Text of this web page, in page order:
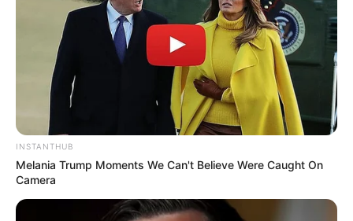
INSTANTHUB
Melania Trump Moments We Can't Believe Were Caught On
Camera